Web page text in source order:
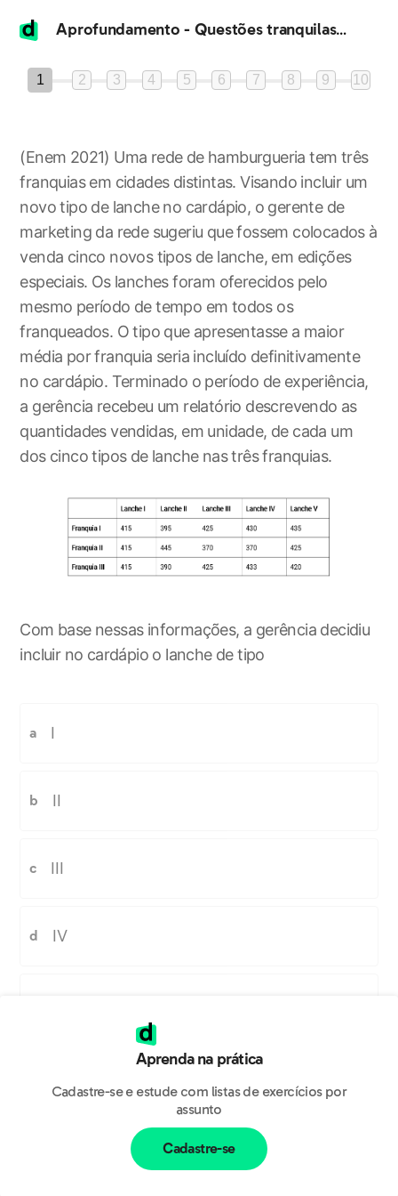
Aprofundamento - Questões tranquilas do Enem 2021
1 2 3 4 5 6 7 8 9 10
(Enem 2021) Uma rede de hamburgueria tem três
franquias em cidades distintas. Visando incluir um
novo tipo de lanche no cardápio, o gerente de
marketing da rede sugeriu que fossem colocados à
venda cinco novos tipos de lanche, em edições
especiais. Os lanches foram oferecidos pelo
mesmo período de tempo em todos os
franqueados. O tipo que apresentasse a maior
média por franquia seria incluído definitivamente
no cardápio. Terminado o período de experiência,
a gerência recebeu um relatório descrevendo as
quantidades vendidas, em unidade, de cada um
dos cinco tipos de lanche nas três franquias.
Com base nessas informações, a gerência decidiu
incluir no cardápio o lanche de tipo
a I
b II
c III
d IV
Estranhou esse gabarito?
Aprenda na prática
Cadastre-se e estude com listas de exercícios por
assunto
Cadastre-se